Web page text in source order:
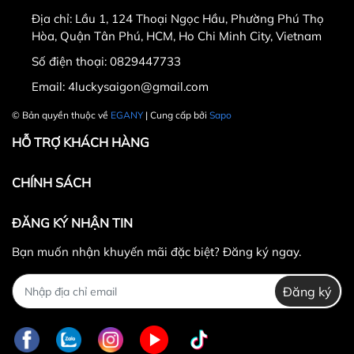
Lưu ý:
0829447733
ngày nhận hàng.
Thời gian được tính từ thời điểm xuất hóa đơn.
Sản phẩm chưa qua sử dụng, không bị dơ bẩn, còn
nguyên tem mác, hộp / bao bì sản phẩm đi kèm
(nếu có).
Sản phẩm được chọn để đổi phải có
Không hoàn lại tiền thừa
phẩm đổi.
Địa chỉ: Lầu 1, 124 Thoại Ngọc Hầu, Phường Phú Thọ
Hòa, Quận Tân Phú, HCM, Ho Chi Minh City, Vietnam
Số điện thoại: 0829447733
Email: 4luckysaigon@gmail.com
© Bản quyền thuộc về EGANY| Cung cấp bởi Sapo
HỖ TRỢ KHÁCH HÀNG
CHÍNH SÁCH
ĐĂNG KÝ NHẬN TIN
Bạn muốn nhận khuyến mãi đặc biệt? Đăng ký ngay.
Đăng ký